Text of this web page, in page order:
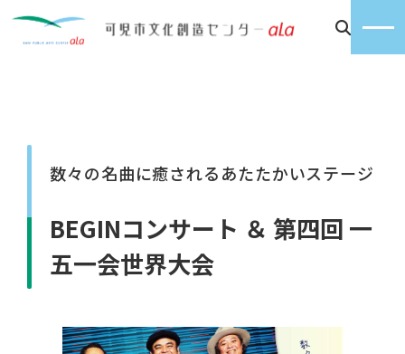
数々の名曲に癒されるあたたかいステージ
BEGINコンサート ＆ 第四回 一
五一会世界大会